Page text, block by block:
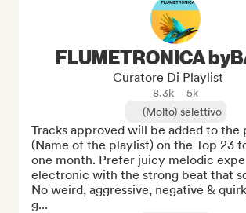
FLUMETRONICA
Curatore Di Playlist
8.3k
5k
(Molto) selettivo
Tracks approved will be added to the
(Name of the playlist) on the Top 23
one month. Prefer juicy melodic
electronic with the strong beat that
No weird, aggressive, negative &
g...